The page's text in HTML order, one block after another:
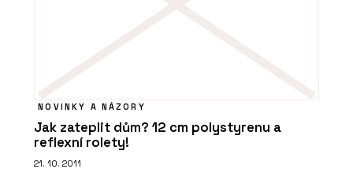
NOVINKY A NÁZORY
Jak zateplit dům? 12 cm polystyrenu a
reflexní rolety!
21. 10. 2011